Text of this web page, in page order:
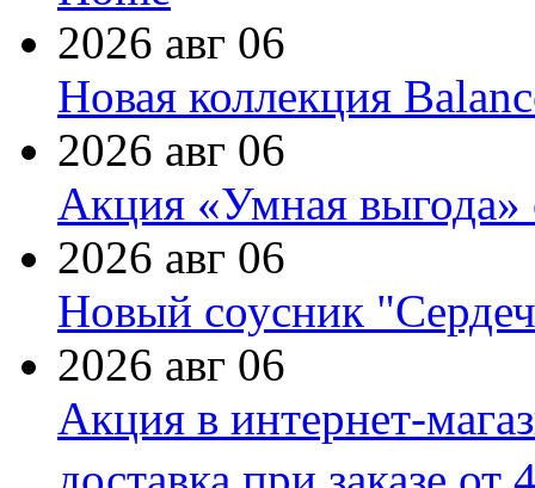
2026 авг 06
Новая коллекция
2026 авг 06
Акция «Умная выгода»
2026 авг 06
Новый соусник
2026 авг 06
Акция в интернет-